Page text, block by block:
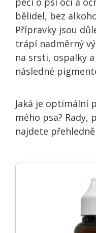
bělidel, bez
Přípravky jsou
trápí nadměrný
na srsti, ospalky
následné
Jaká je optimální
mého psa?
najdete přehledně